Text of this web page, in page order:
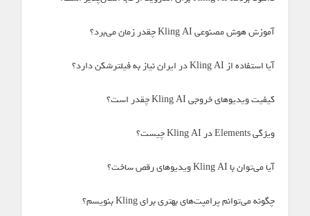
آموزش هوش مصنوعی Kling AI چقدر زمان می‌برد؟
آیا استفاده از Kling AI در ایران نیاز به فیلترشکن دارد؟
کیفیت ویدیوهای خروجی Kling AI چقدر است؟
ویژگی Elements در Kling AI چیست؟
آیا می‌توان با Kling AI ویدیوهای رقص ساخت؟
چگونه می‌توانم پرامپت‌های بهتری برای Kling بنویسم؟